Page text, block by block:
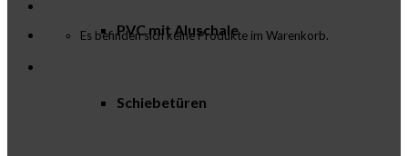
Es befinden sich keine Produkte im Warenkorb.
PVC mit Aluschale
Schiebetüren